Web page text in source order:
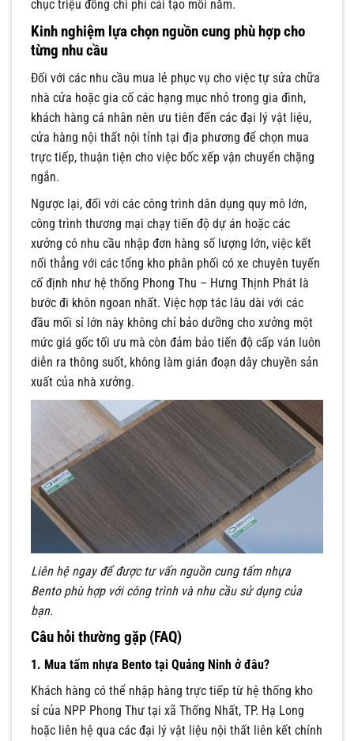
chục triệu đồng chi phí cải tạo mỗi năm.
Kinh nghiệm lựa chọn nguồn cung phù hợp cho
từng nhu cầu
Đối với các nhu cầu mua lẻ phục vụ cho việc tự sửa chữa
nhà cửa hoặc gia cố các hạng mục nhỏ trong gia đình,
khách hàng cá nhân nên ưu tiên đến các đại lý vật liệu,
cửa hàng nội thất nội tỉnh tại địa phương để chọn mua
trực tiếp, thuận tiện cho việc bốc xếp vận chuyển chặng
ngắn.
Ngược lại, đối với các công trình dân dụng quy mô lớn,
công trình thương mại chạy tiến độ dự án hoặc các
xưởng có nhu cầu nhập đơn hàng số lượng lớn, việc kết
nối thẳng với các tổng kho phân phối có xe chuyên tuyến
cố định như hệ thống Phong Thu – Hưng Thịnh Phát là
bước đi khôn ngoan nhất. Việc hợp tác lâu dài với các
đầu mối sỉ lớn này không chỉ bảo dưỡng cho xưởng một
mức giá gốc tối ưu mà còn đảm bảo tiến độ cấp ván luôn
diễn ra thông suốt, không làm gián đoạn dây chuyền sản
xuất của nhà xưởng.
Liên hệ ngay để được tư vấn nguồn cung tấm nhựa
Bento phù hợp với công trình và nhu cầu sử dụng của
bạn.
Câu hỏi thường gặp (FAQ)
1. Mua tấm nhựa Bento tại Quảng Ninh ở đâu?
Khách hàng có thể nhập hàng trực tiếp từ hệ thống kho
sỉ của NPP Phong Thư tại xã Thống Nhất, TP. Hạ Long
hoặc liên hệ qua các đại lý vật liệu nội thất liên kết chính